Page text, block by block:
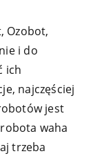
Ozobot,
i do
ich
najczęściej
jest
waha
trzeba